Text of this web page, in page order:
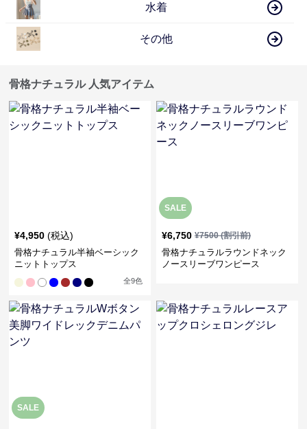
水着
その他
骨格ナチュラル 人気アイテム
¥4,950 (税込)
骨格ナチュラル半袖ベーシック
ニットトップス
全9色
SALE
¥6,750 ¥7500(割引前)
骨格ナチュラルラウンドネック
ノースリーブワンピース
SALE